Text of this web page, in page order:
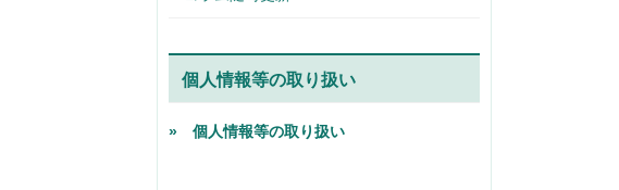
個人情報等の取り扱い
» 個人情報等の取り扱い